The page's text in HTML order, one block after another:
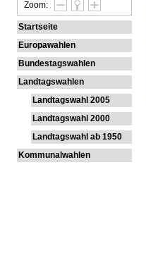
Zoom:
Startseite
Europawahlen
Bundestagswahlen
Landtagswahlen
Landtagswahl 2005
Landtagswahl 2000
Landtagswahl ab 1950
Kommunalwahlen